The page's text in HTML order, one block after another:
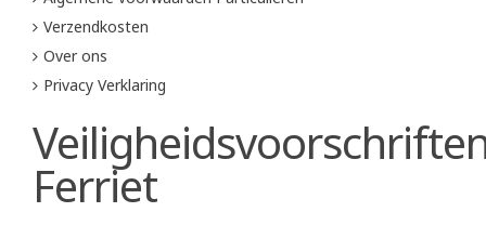
Verzendkosten
Over ons
Privacy Verklaring
Ferriet